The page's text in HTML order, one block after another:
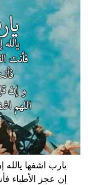
يارب اشفها
إن عجز الأطباء